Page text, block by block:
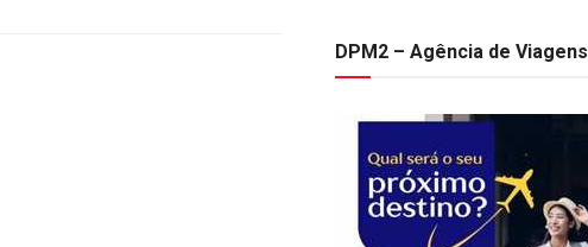
DPM2 – Agência de Viagens